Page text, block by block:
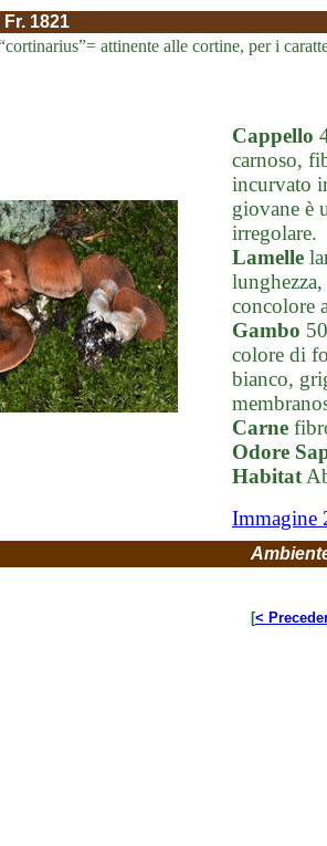
1821
attinente alle cortine, per i
Cappello
carnoso,
incurvato
giovane è
irregolare.
Lamelle
concolore
Gambo
colore di
bianco,
Carne
Odore
Habitat
Immagine
[<